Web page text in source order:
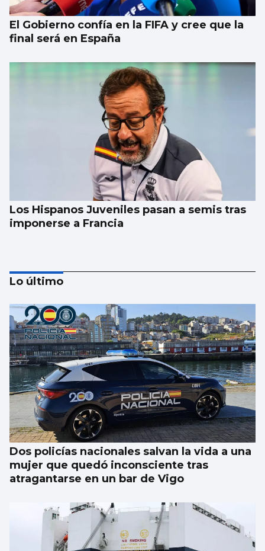
El Gobierno confía en la FIFA y cree que la
final será en España
Los Hispanos Juveniles pasan a semis tras
imponerse a Francia
FÚTBOL
La gobernanza de la FIFA genera dudas
Lo último
Dos policías nacionales salvan la vida a una
mujer que quedó inconsciente tras
atragantarse en un bar de Vigo